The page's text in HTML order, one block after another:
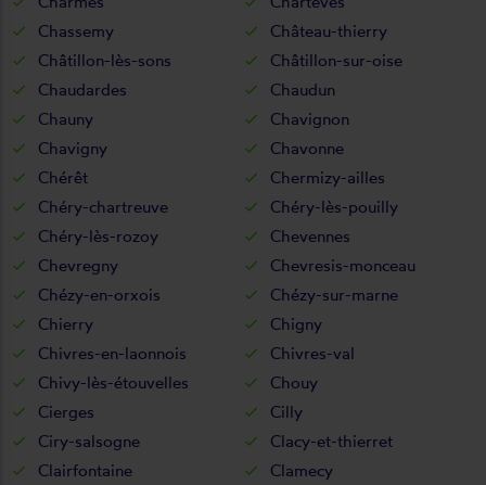
Chassemy
Château-thierry
Châtillon-lès-sons
Châtillon-sur-oise
Chaudardes
Chaudun
Chauny
Chavignon
Chavigny
Chavonne
Chérêt
Chermizy-ailles
Chéry-chartreuve
Chéry-lès-pouilly
Chéry-lès-rozoy
Chevennes
Chevregny
Chevresis-monceau
Chézy-en-orxois
Chézy-sur-marne
Chierry
Chigny
Chivres-en-laonnois
Chivres-val
Chivy-lès-étouvelles
Chouy
Cierges
Cilly
Ciry-salsogne
Clacy-et-thierret
Clairfontaine
Clamecy